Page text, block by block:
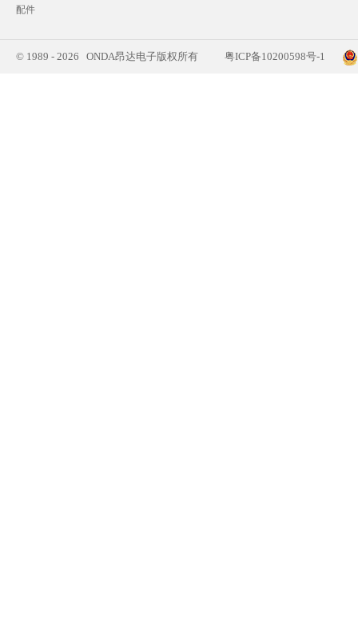
配件
© 1989 - 2026 ONDA昂达电子版权所有 粤ICP备10200598号-1